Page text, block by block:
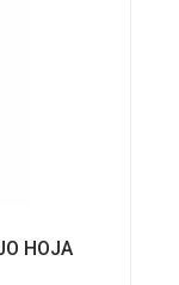
HOJA